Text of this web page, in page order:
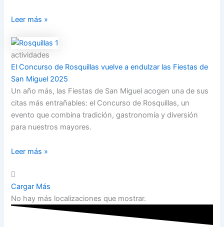
Leer más »
actividades
El Concurso de Rosquillas vuelve a endulzar las Fiestas de
San Miguel 2025
Un año más, las Fiestas de San Miguel acogen una de sus
citas más entrañables: el Concurso de Rosquillas, un
evento que combina tradición, gastronomía y diversión
para nuestros mayores.
Leer más »
Cargar Más
No hay más localizaciones que mostrar.